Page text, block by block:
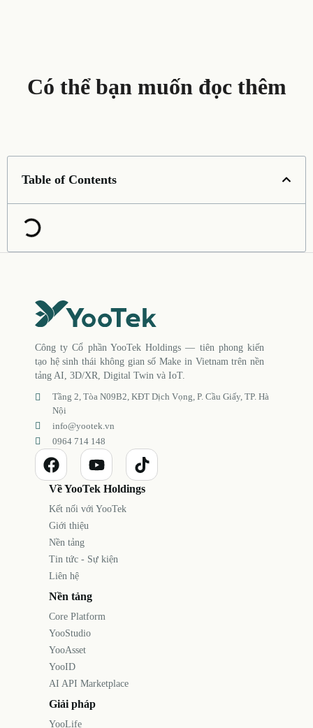
Có thể bạn muốn đọc thêm
Table of Contents
Công ty Cổ phần YooTek Holdings — tiên phong kiến
tạo hệ sinh thái không gian số Make in Vietnam trên nền
tảng AI, 3D/XR, Digital Twin và IoT.
Tầng 2, Tòa N09B2, KĐT Dịch Vọng, P. Cầu Giấy, TP. Hà
Nội
info@yootek.vn
0964 714 148
Về YooTek Holdings
Kết nối với YooTek
Giới thiệu
Nền tảng
Tin tức - Sự kiện
Liên hệ
Nền tảng
Core Platform
YooStudio
YooAsset
YooID
AI API Marketplace
Giải pháp
YooLife